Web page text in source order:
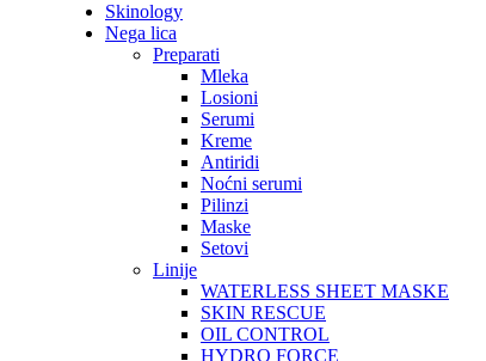
Skinology
Nega lica
Preparati
Mleka
Losioni
Serumi
Kreme
Antiridi
Noćni serumi
Pilinzi
Maske
Setovi
Linije
WATERLESS SHEET MASKE
SKIN RESCUE
OIL CONTROL
HYDRO FORCE